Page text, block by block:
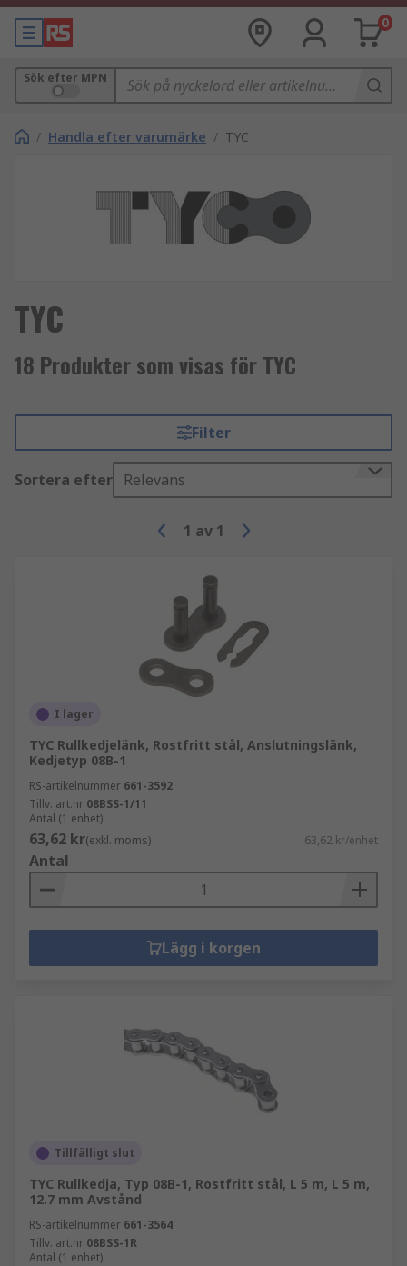
0
Sök efter MPN
/ Handla efter varumärke / TYC
TYC
18 Produkter som visas för TYC
Filter
Sortera efter Relevans
1 av 1
I lager
TYC Rullkedjelänk, Rostfritt stål, Anslutningslänk,
Kedjetyp 08B-1
RS-artikelnummer 661-3592
Tillv. art.nr 08BSS-1/11
Antal (1 enhet)
63,62 kr(exkl. moms) 63,62 kr/enhet
Antal
Lägg i korgen
Tillfälligt slut
TYC Rullkedja, Typ 08B-1, Rostfritt stål, L 5 m, L 5 m,
12.7 mm Avstånd
RS-artikelnummer 661-3564
Tillv. art.nr 08BSS-1R
Antal (1 enhet)